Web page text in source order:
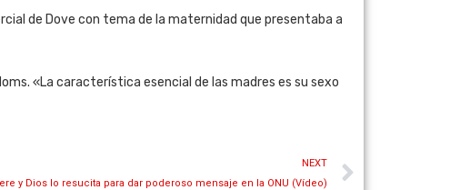
de Dove con tema de la maternidad que presentaba a
«La característica esencial de las madres es su sexo
NEXT
y Dios lo resucita para dar poderoso mensaje en la ONU (Vídeo)